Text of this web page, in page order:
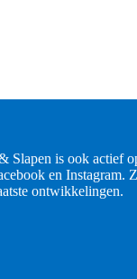
Slapen is ook actief
en Instagram.
ontwikkelingen.